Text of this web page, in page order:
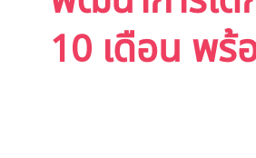
10 เดือน พ